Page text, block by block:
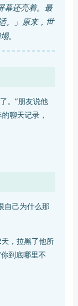
幕还亮着。最
。」原来，世
。
。”朋友说他
聊天记录，
自己为什么那
，拉黑了他所
到底哪里不